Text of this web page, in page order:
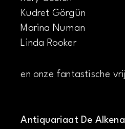
Kudret Görgün
Marina Numan
Linda Rooker
en onze fantastische
Antiquariaat De